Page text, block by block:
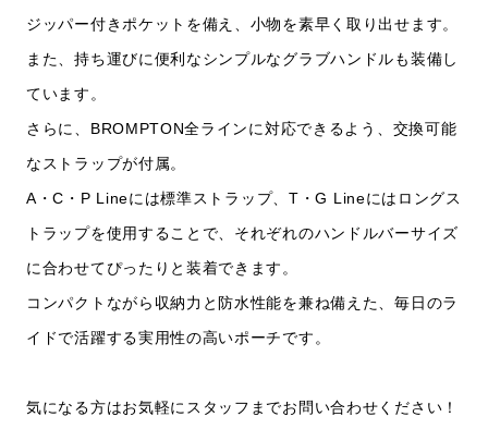
ジッパー付きポケットを備え、小物を素早く取り出せます。
また、持ち運びに便利なシンプルなグラブハンドルも装備し
ています。
さらに、BROMPTON全ラインに対応できるよう、交換可能
なストラップが付属。
A・C・P Lineには標準ストラップ、T・G Lineにはロングス
トラップを使用することで、それぞれのハンドルバーサイズ
に合わせてぴったりと装着できます。
コンパクトながら収納力と防水性能を兼ね備えた、毎日のラ
イドで活躍する実用性の高いポーチです。
気になる方はお気軽にスタッフまでお問い合わせください！